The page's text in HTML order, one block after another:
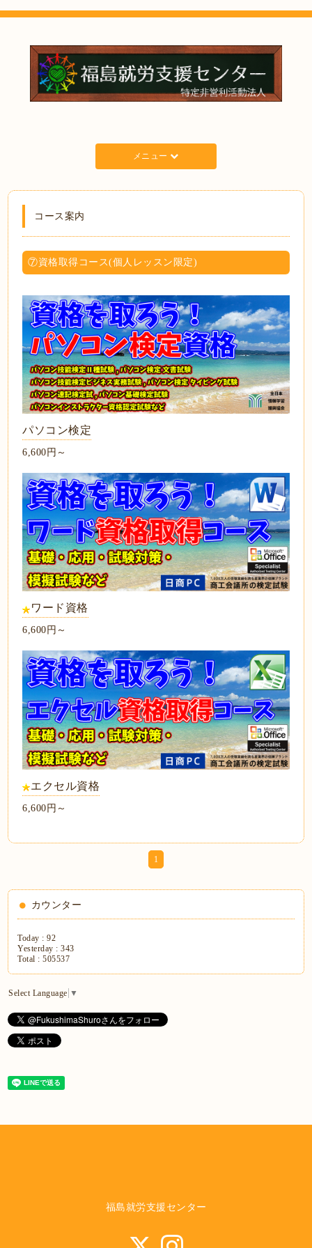
メニュー
コース案内
⑦資格取得コース(個人レッスン限定)
パソコン検定
6,600円～
ワード資格
6,600円～
エクセル資格
6,600円～
1
カウンター
Today :92
Yesterday :343
Total :505537
Select Language ▼
福島就労支援センター